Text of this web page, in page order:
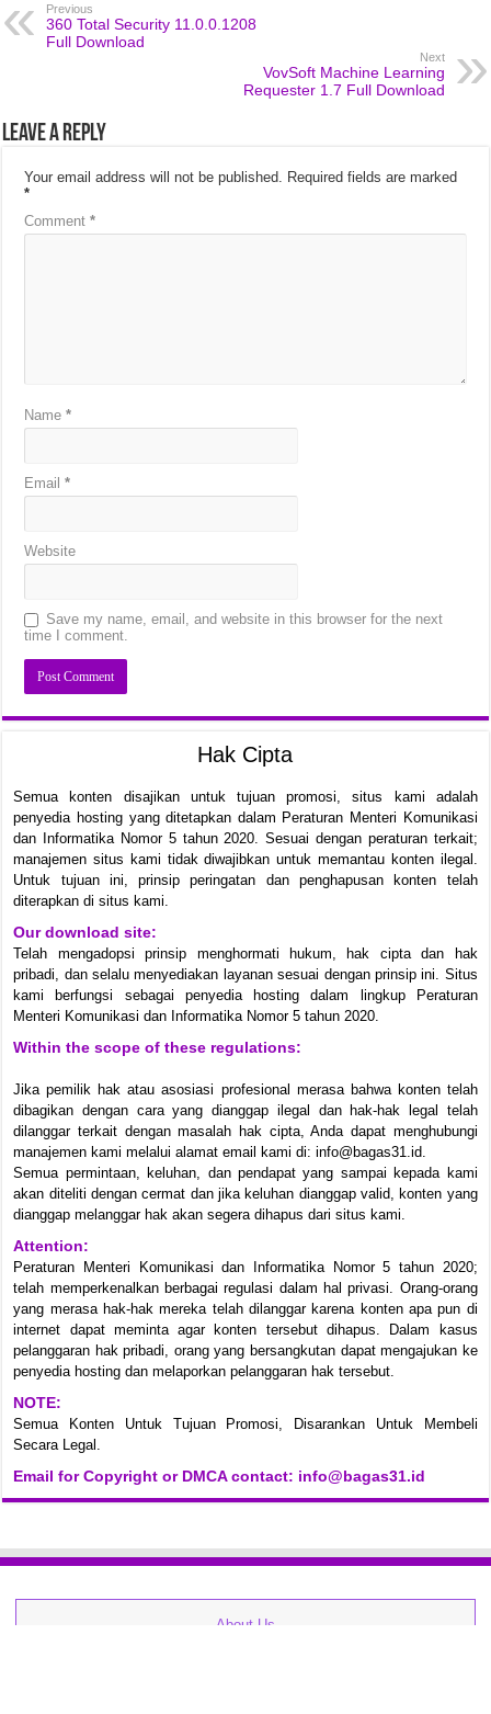
Previous
360 Total Security 11.0.0.1208
Full Download
Next
VovSoft Machine Learning
Requester 1.7 Full Download
Leave a Reply
Your email address will not be published. Required fields are marked
*
Comment*
Name*
Email*
Website
Save my name, email, and website in this browser for the next
time I comment.
Hak Cipta
Semua konten disajikan untuk tujuan promosi, situs kami adalah
penyedia hosting yang ditetapkan dalam Peraturan Menteri Komunikasi
dan Informatika Nomor 5 tahun 2020. Sesuai dengan peraturan terkait;
manajemen situs kami tidak diwajibkan untuk memantau konten ilegal.
Untuk tujuan ini, prinsip peringatan dan penghapusan konten telah
diterapkan di situs kami.
Our download site:
Telah mengadopsi prinsip menghormati hukum, hak cipta dan hak
pribadi, dan selalu menyediakan layanan sesuai dengan prinsip ini. Situs
kami berfungsi sebagai penyedia hosting dalam lingkup Peraturan
Menteri Komunikasi dan Informatika Nomor 5 tahun 2020.
Within the scope of these regulations:
Jika pemilik hak atau asosiasi profesional merasa bahwa konten telah
dibagikan dengan cara yang dianggap ilegal dan hak-hak legal telah
dilanggar terkait dengan masalah hak cipta, Anda dapat menghubungi
manajemen kami melalui alamat email kami di: info@bagas31.id.
Semua permintaan, keluhan, dan pendapat yang sampai kepada kami
akan diteliti dengan cermat dan jika keluhan dianggap valid, konten yang
dianggap melanggar hak akan segera dihapus dari situs kami.
Attention:
Peraturan Menteri Komunikasi dan Informatika Nomor 5 tahun 2020;
telah memperkenalkan berbagai regulasi dalam hal privasi. Orang-orang
yang merasa hak-hak mereka telah dilanggar karena konten apa pun di
internet dapat meminta agar konten tersebut dihapus. Dalam kasus
pelanggaran hak pribadi, orang yang bersangkutan dapat mengajukan ke
penyedia hosting dan melaporkan pelanggaran hak tersebut.
NOTE:
Semua Konten Untuk Tujuan Promosi, Disarankan Untuk Membeli
Secara Legal.
Email for Copyright or DMCA contact: info@bagas31.id
About Us